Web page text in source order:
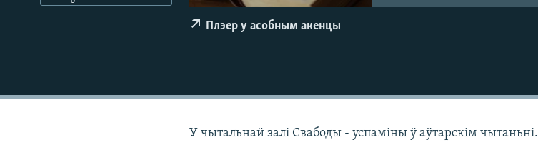
Плэер у асобным акенцы
У чытальнай залі Свабоды - успаміны ў аўтарскім чытаньні.